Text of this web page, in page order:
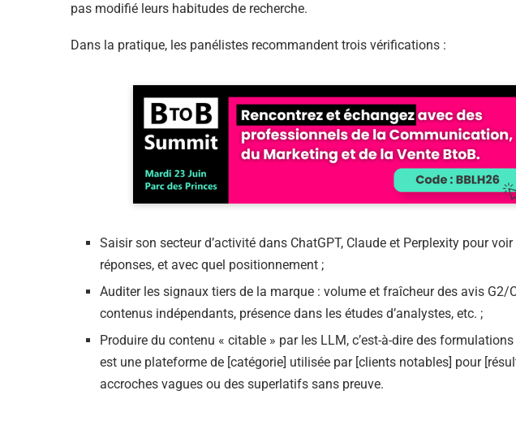
pas modifié leurs habitudes de recherche.
Dans la pratique, les panélistes recommandent trois vérifications :
Saisir son secteur d’activité dans ChatGPT, Claude et Perplexity pour
réponses, et avec quel positionnement ;
Auditer les signaux tiers de la marque : volume et fraîcheur des avis G2/
contenus indépendants, présence dans les études d’analystes, etc. ;
Produire du contenu « citable » par les LLM, c’est-à-dire des
est une plateforme de [catégorie] utilisée par [clients notables] pour
accroches vagues ou des superlatifs sans preuve.